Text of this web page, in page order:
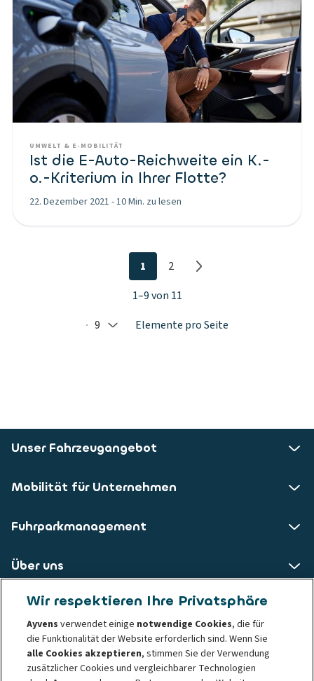
UMWELT & E-MOBILITÄT
Ist die E-Auto-Reichweite ein K.-
o.-Kriterium in Ihrer Flotte?
22. Dezember 2021 -10 Min. zu lesen
Selected: 9
9 Elemente pro Seite
1
2
1–9 von 11
Unser Fahrzeugangebot
Mobilität für Unternehmen
Fuhrparkmanagement
Über uns
ALD AutoLeasing D GmbH
Nedderfeld 95
22529 Hamburg
Wir respektieren Ihre Privatsphäre
Ayvens verwendet einige notwendige Cookies, die für
die Funktionalität der Website erforderlich sind. Wenn Sie
alle Cookies akzeptieren, stimmen Sie der Verwendung
zusätzlicher Cookies und vergleichbarer Technologien